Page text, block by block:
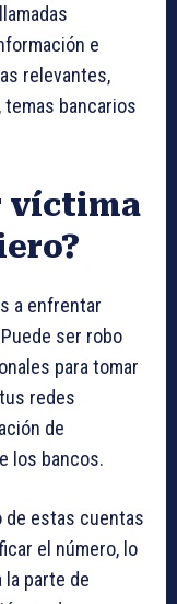
e
relevantes,
temas bancarios
víctima
a enfrentar
ser robo
para tomar
redes
de
los bancos.
de estas cuentas
el número, lo
la parte de